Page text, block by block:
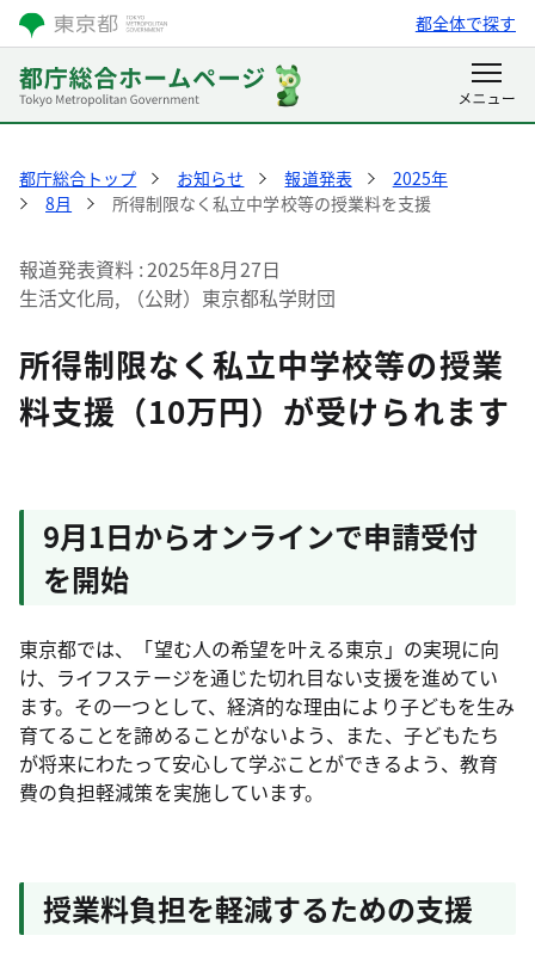
都全体で探す
都庁総合トップ お知らせ 報道発表
2025年
8月
所得制限なく私立中学校等の授業料を支援
報道発表資料 2025年8月27日
生活文化局, （公財）東京都私学財団
所得制限なく私立中学校等の授業
料支援（10万円）が受けられます
9月1日からオンラインで申請受付
を開始
東京都では、「望む人の希望を叶える東京」の実現に向
け、ライフステージを通じた切れ目ない支援を進めてい
ます。その一つとして、経済的な理由により子どもを生み
育てることを諦めることがないよう、また、子どもたち
が将来にわたって安心して学ぶことができるよう、教育
費の負担軽減策を実施しています。
授業料負担を軽減するための支援